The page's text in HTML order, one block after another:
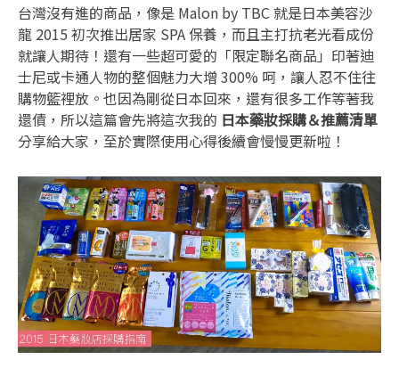
台灣沒有進的商品，像是 Malon by TBC 就是日本美容沙
龍 2015 初次推出居家 SPA 保養，而且主打抗老光看成份
就讓人期待！還有一些超可愛的「限定聯名商品」印著迪
士尼或卡通人物的整個魅力大增 300% 呵，讓人忍不住往
購物籃裡放。也因為剛從日本回來，還有很多工作等著我
還債，所以這篇會先將這次我的 日本藥妝採購＆推薦清單
分享給大家，至於實際使用心得後續會慢慢更新啦！